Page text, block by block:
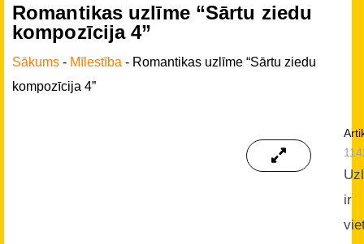
Romantikas uzlīme “Sārtu ziedu
kompozīcija 4”
Sākums - Mīlestība - Romantikas uzlīme “Sārtu ziedu
kompozīcija 4”
ir